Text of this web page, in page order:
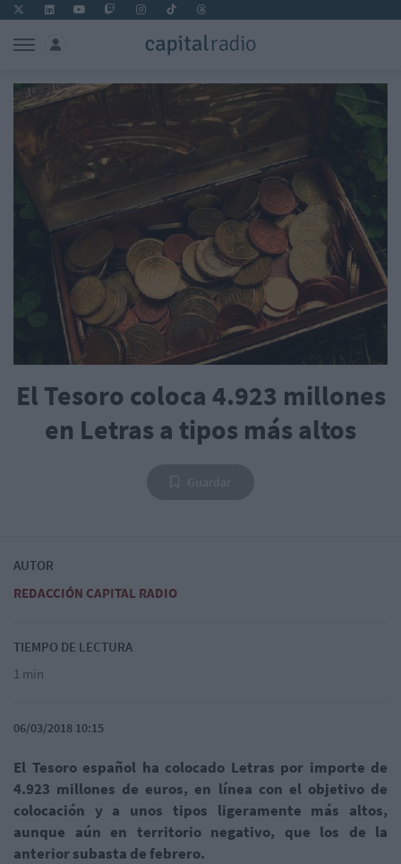
El Tesoro coloca 4.923 millones
en Letras a tipos más altos
AUTOR
REDACCIÓN CAPITAL RADIO
TIEMPO DE LECTURA
1 min
06/03/2018 10:15
El Tesoro español ha colocado Letras por importe de
4.923 millones de euros, en línea con el objetivo de
colocación y a unos tipos ligeramente más altos,
aunque aún en territorio negativo, que los de la
anterior subasta de febrero.